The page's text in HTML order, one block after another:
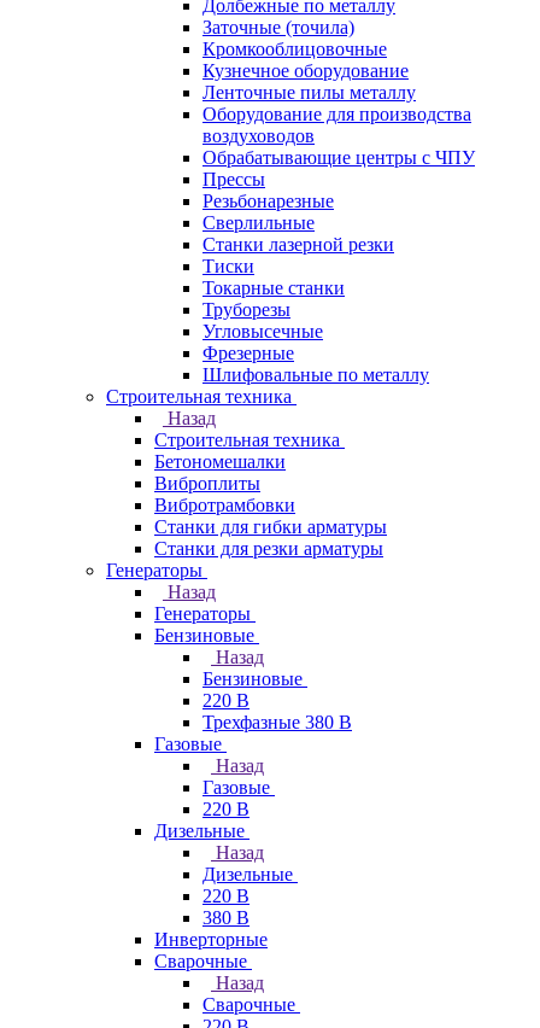
Долбежные по металлу
Заточные (точила)
Кромкооблицовочные
Кузнечное оборудование
Ленточные пилы металлу
Оборудование для производства
воздуховодов
Обрабатывающие центры с ЧПУ
Прессы
Резьбонарезные
Сверлильные
Станки лазерной резки
Тиски
Токарные станки
Труборезы
Угловысечные
Фрезерные
Шлифовальные по металлу
Строительная техника
Назад
Строительная техника
Бетономешалки
Виброплиты
Вибротрамбовки
Станки для гибки арматуры
Станки для резки арматуры
Генераторы
Назад
Генераторы
Бензиновые
Назад
Бензиновые
220 В
Трехфазные 380 В
Газовые
Назад
Газовые
220 В
Дизельные
Назад
Дизельные
220 В
380 В
Инверторные
Сварочные
Назад
Сварочные